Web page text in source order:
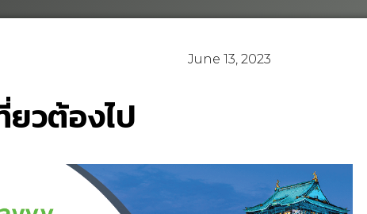
June 13, 2023
ยวต้องไป